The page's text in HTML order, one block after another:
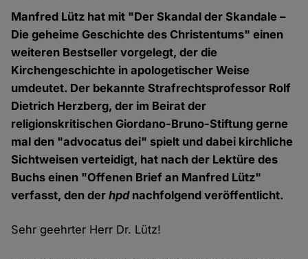
Manfred Lütz hat mit "Der Skandal der Skandale –
Die geheime Geschichte des Christentums" einen
weiteren Bestseller vorgelegt, der die
Kirchengeschichte in apologetischer Weise
umdeutet. Der bekannte Strafrechtsprofessor Rolf
Dietrich Herzberg, der im Beirat der
religionskritischen Giordano-Bruno-Stiftung gerne
mal den "advocatus dei" spielt und dabei kirchliche
Sichtweisen verteidigt, hat nach der Lektüre des
Buchs einen "Offenen Brief an Manfred Lütz"
verfasst, den derhpdnachfolgend veröffentlicht.
Sehr geehrter Herr Dr. Lütz!